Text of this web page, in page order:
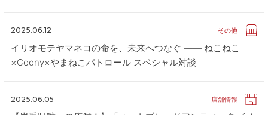
その他
2025.06.12
イリオモテヤマネコの命を、未来へつなぐ ―― ねこねこ
×Coony×やまねこパトロール スペシャル対談
店舗情報
2025.06.05